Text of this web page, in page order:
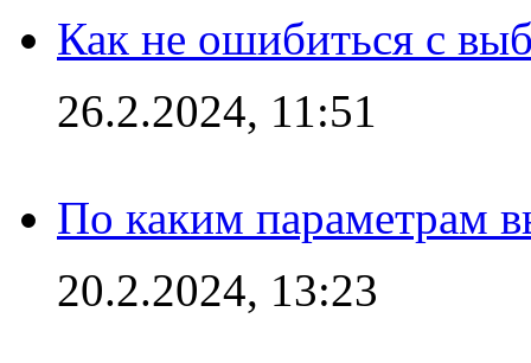
Как не ошибиться с
26.2.2024, 11:51
По каким параметрам
20.2.2024, 13:23